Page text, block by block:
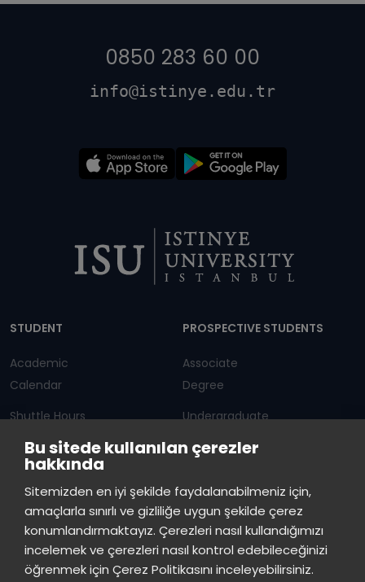
Bu sitede kullanılan çerezler
hakkında
Sitemizden en iyi şekilde faydalanabilmeniz için,
amaçlarla sınırlı ve gizliliğe uygun şekilde çerez
konumlandırmaktayız. Çerezleri nasıl kullandığımızı
incelemek ve çerezleri nasıl kontrol edebileceğinizi
öğrenmek için Çerez Politikasını inceleyebilirsiniz.
0850 283 60 00
info@istinye.edu.tr
STUDENT
Academic
Calendar
Shuttle Hours
Announcements
PROSPECTIVE STUDENTS
Associate
Degree
Undergraduate
Graduate Programs
ISTINYE
Press
Istinye Post Our campuses